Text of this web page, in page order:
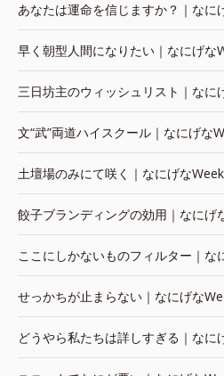
あなたは運命を信じますか？｜なに
早く朝型人間になりたい｜なにげな
三日坊主のウィッシュリスト｜なに
文“武”両道ハイスクール｜なにげな
土壇場のみにて咲く｜なにげな
餃子ブランディングの効用｜なにげ
ここにしかないものフィルター｜な
せっかちが止まらない｜なにげな
どうやら私たちは詳しすぎる｜なに